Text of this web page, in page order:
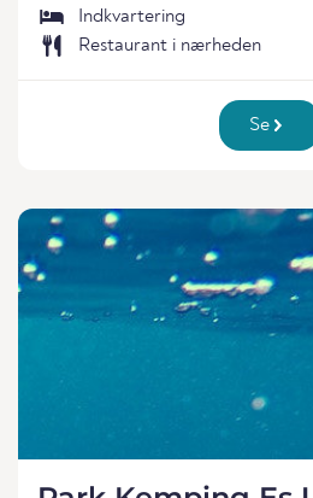
Indkvartering
Restaurant i nærheden
Se